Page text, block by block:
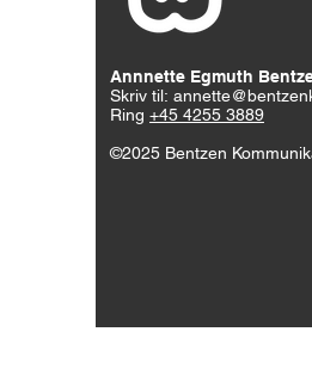
Annnette Egmuth
Skriv til:
Ring +45 4255 3889​
©2025 Bentzen